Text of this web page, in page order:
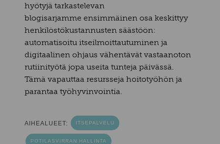
hyötyjä tarkastelevan
blogisarjamme ensimmäinen osa keskittyy
henkilöstökustannusten säästöön:
automatisoitu itseilmoittautuminen ja
digitaalinen ohjaus vähentävät vastaanoton
rutiinityötä jopa useita tunteja päivässä.
Tämä vapauttaa resursseja hoitotyöhön ja
parantaa työhyvinvointia.
AIHEALUEET: ITSEPALVELU
POTILASVIRRAN HALLINTA